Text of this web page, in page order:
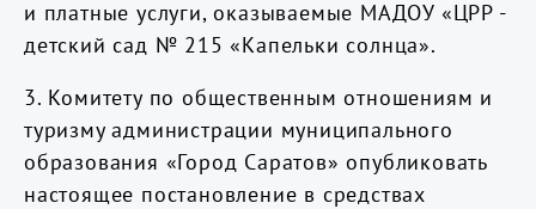
и платные услуги, оказываемые МАДОУ «ЦРР -
детский сад № 215 «Капельки солнца».
3. Комитету по общественным отношениям и
туризму администрации муниципального
образования «Город Саратов» опубликовать
настоящее постановление в средствах